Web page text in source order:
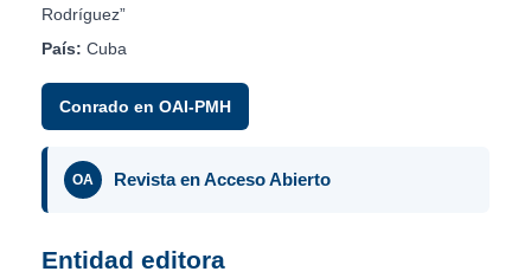
Rodríguez”
País: Cuba
Conrado en OAI-PMH
OA Revista en Acceso Abierto
Entidad editora